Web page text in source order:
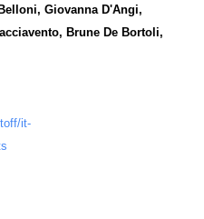
Giovanna D'Angi,
Brune De Bortoli,
it-